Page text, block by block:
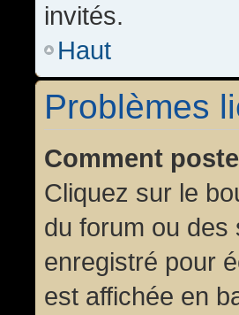
invités.
Haut
Problèmes
Comment
Cliquez sur le
du forum ou des
enregistré pour
est affichée en